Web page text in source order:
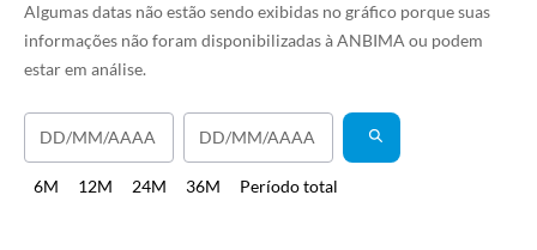
Algumas datas não estão sendo exibidas no gráfico porque suas
informações não foram disponibilizadas à ANBIMA ou podem
estar em análise.
6M 12M 24M 36M Período total